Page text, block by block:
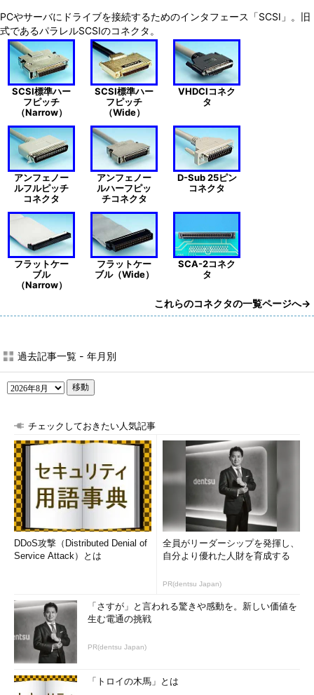
PCやサーバにドライブを接続するためのインタフェース「SCSI」。旧
式であるパラレルSCSIのコネクタ。
SCSI標準ハー
フピッチ
（Narrow）
SCSI標準ハー
フピッチ
（Wide）
VHDCIコネク
タ
アンフェノー
ルフルピッチ
コネクタ
アンフェノー
ルハーフピッ
チコネクタ
D-Sub 25ピン
コネクタ
フラットケー
ブル
（Narrow）
フラットケー
ブル（Wide）
SCA-2コネク
タ
これらのコネクタの一覧ページへ→
過去記事一覧 - 年月別
移動
チェックしておきたい人気記事
DDoS攻撃（Distributed Denial of
Service Attack）とは
全員がリーダーシップを発揮し、
自分より優れた人財を育成する
PR(dentsu Japan)
「さすが」と言われる驚きや感動を。新しい価値を
生む電通の挑戦
PR(dentsu Japan)
「トロイの木馬」とは